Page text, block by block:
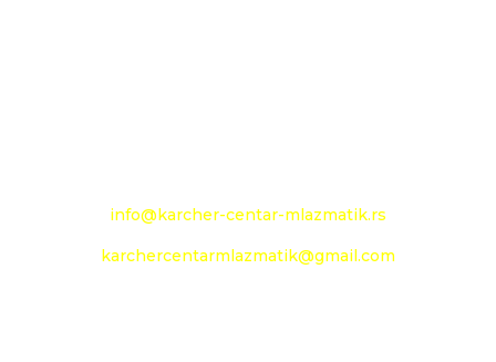
info@karcher-centar-mlazmatik.rs
karchercentarmlazmatik@gmail.com